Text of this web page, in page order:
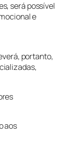
será possível
e
portanto,
aos